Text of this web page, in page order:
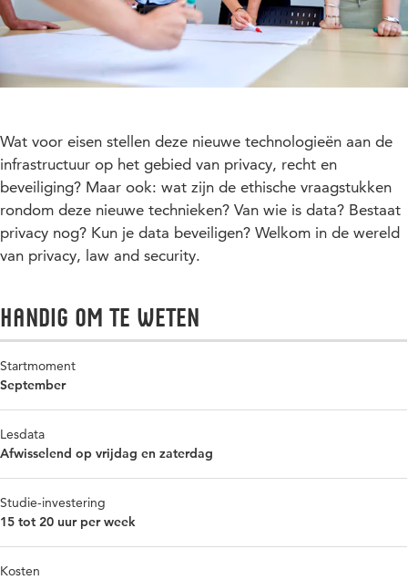
Wat voor eisen stellen deze nieuwe technologieën aan de
infrastructuur op het gebied van privacy, recht en
beveiliging? Maar ook: wat zijn de ethische vraagstukken
rondom deze nieuwe technieken? Van wie is data? Bestaat
privacy nog? Kun je data beveiligen? Welkom in de wereld
van privacy, law and security.
Handig om te weten
Startmoment
September
Lesdata
Afwisselend op vrijdag en zaterdag
Studie-investering
15 tot 20 uur per week
Kosten